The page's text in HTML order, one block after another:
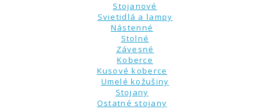
Stojanové
Svietidlá a lampy
Nástenné
Stolné
Závesné
Koberce
Kusové koberce
Umelé kožušiny
Stojany
Ostatné stojany